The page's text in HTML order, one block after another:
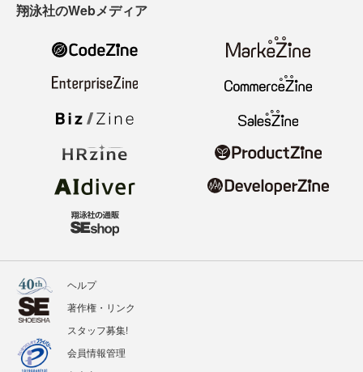
翔泳社のWebメディア
ヘルプ
著作権・リンク
スタッフ募集!
会員情報管理